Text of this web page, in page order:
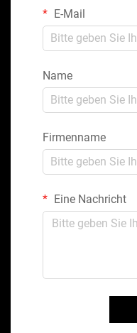
E-Mail
Name
Firmenname
Eine Nachricht